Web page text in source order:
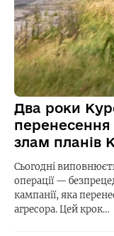
Два роки
перенесення
злам планів
Сьогодні
операції —
кампанії, яка
агресора. Цей крок…